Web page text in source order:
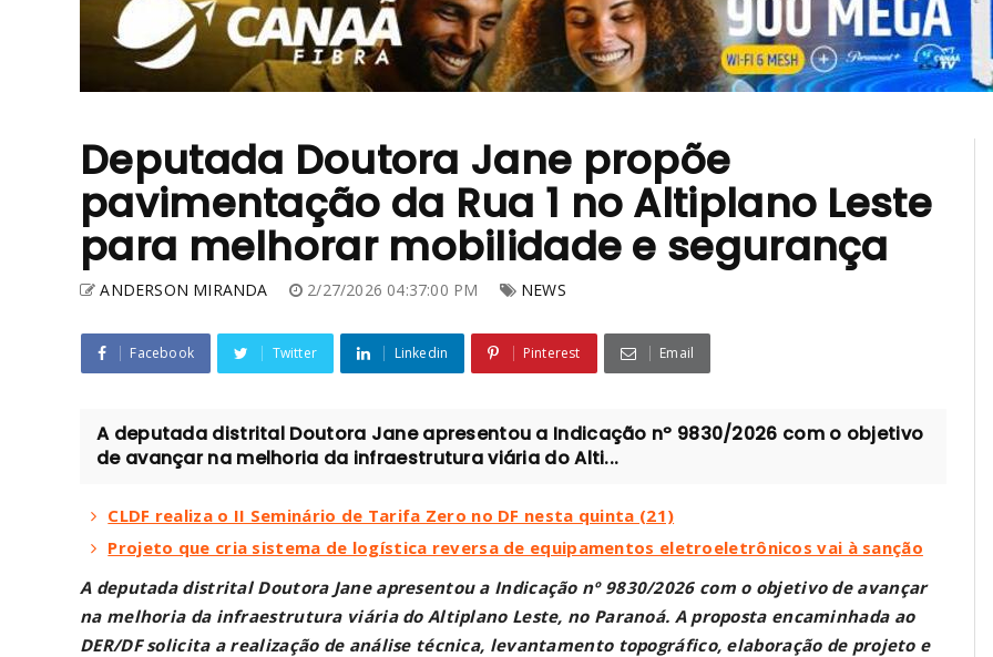
Deputada Doutora Jane propõe
pavimentação da Rua 1 no Altiplano Leste
para melhorar mobilidade e segurança
ANDERSON MIRANDA 2/27/2026 04:37:00 PM NEWS
Facebook Twitter Linkedin Pinterest Email
A deputada distrital Doutora Jane apresentou a Indicação nº 9830/2026 com o objetivo
de avançar na melhoria da infraestrutura viária do Alti...
CLDF realiza o II Seminário de Tarifa Zero no DF nesta quinta (21)
Projeto que cria sistema de logística reversa de equipamentos eletroeletrônicos vai à sanção
A deputada distrital Doutora Jane apresentou a Indicação nº 9830/2026 com o objetivo de avançar
na melhoria da infraestrutura viária do Altiplano Leste, no Paranoá. A proposta encaminhada ao
DER/DF solicita a realização de análise técnica, levantamento topográfico, elaboração de projeto e